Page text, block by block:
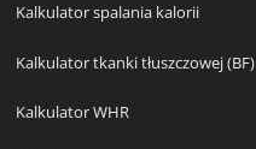
Kalkulator spalania kalorii
Kalkulator tkanki tłuszczowej (BF)
Kalkulator WHR